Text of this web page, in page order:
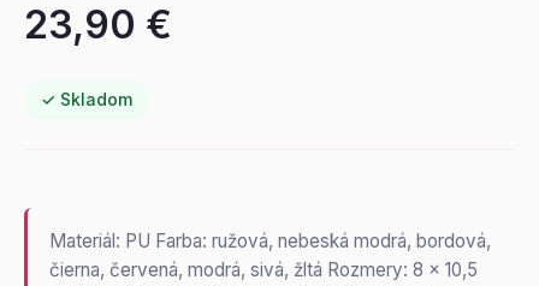
23,90 €
✓ Skladom
Materiál: PU Farba: ružová, nebeská modrá, bordová,
čierna, červená, modrá, sivá, žltá Rozmery: 8 x 10,5